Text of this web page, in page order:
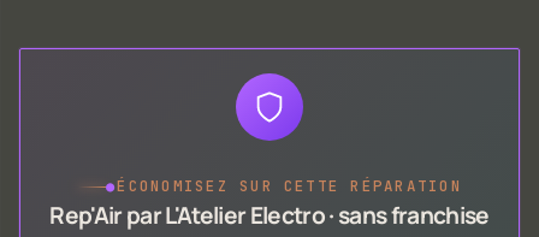
●ÉCONOMISEZ SUR CETTE RÉPARATION
Rep'Air par L'Atelier Electro · sans franchise